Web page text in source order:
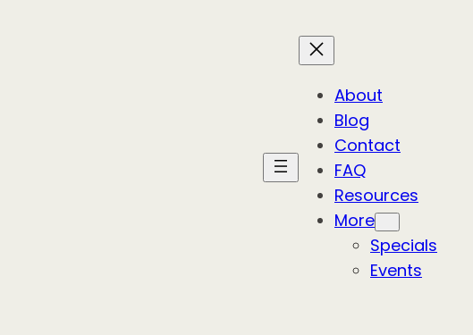
About
Blog
Contact
FAQ
Resources
More
Specials
Events